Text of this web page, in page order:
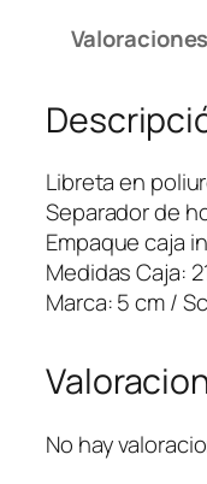
a
s
k
i
a
U
r
n
u
Libreta en
Separador de
Empaque caja
Medidas Caja:
Marca: 5 cm /
No hay